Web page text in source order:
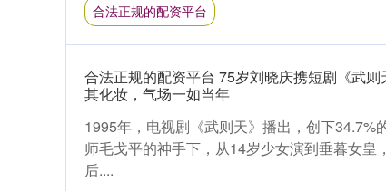
合法正规的配资平台
合法正规的配资平台 75岁刘晓庆携短剧《武
其化妆，气场一如当年
1995年，电视剧《武则天》播出，创下34.7%
师毛戈平的神手下，从14岁少女演到垂暮女皇
后....